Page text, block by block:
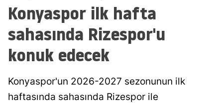
Amasya
Ankara
Aydın
Konyaspor ilk hafta
sahasında Rizespor'u
konuk edecek
Konyaspor'un 2026-2027 sezonunun ilk
haftasında sahasında Rizespor ile